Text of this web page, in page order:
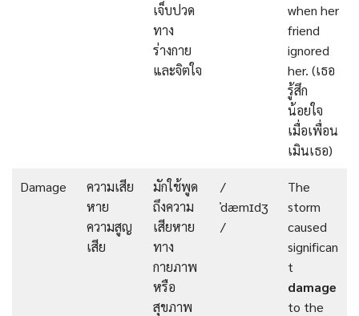
เจ็บปวด
ทาง
ร่างกาย
และจิตใจ
when her
friend
ignored
her. (เธอ
รู้สึก
น้อยใจ
เมื่อเพื่อน
เมินเธอ)
Damage
ความเสีย
หาย
ความสูญ
เสีย
มักใช้พูด
ถึงความ
เสียหาย
ทาง
กายภาพ
หรือ
สุขภาพ
/
ˈdæmɪdʒ
/
The
storm
caused
significan
t
damage
to the